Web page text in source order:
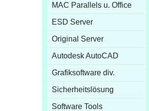
MAC Parallels u. Office
ESD Server
Original Server
Autodesk AutoCAD
Grafiksoftware div.
Sicherheitslösung
Software Tools